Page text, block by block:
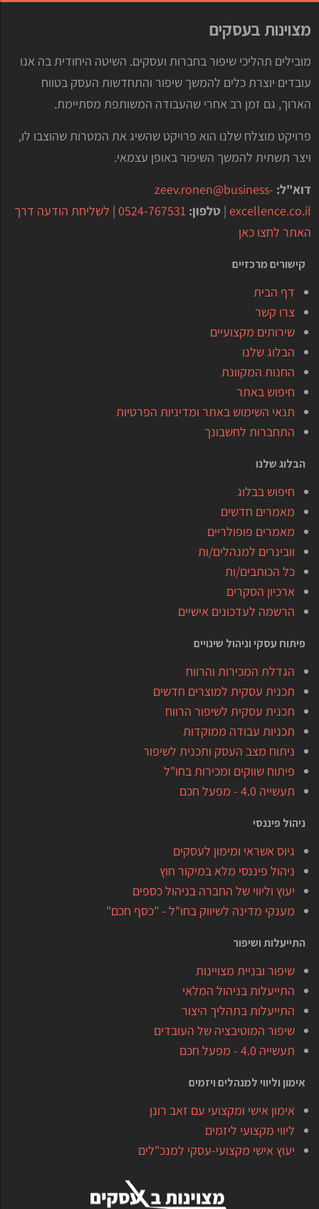
מצוינות בעסקים
מובילים תהליכי שיפור בחברות ועסקים. השיטה היחודית בה אנו
עובדים יוצרת כלים להמשך שיפור והתחדשות העסק בטווח
הארוך, גם זמן רב אחרי שהעבודה המשותפת מסתיימת.
פרויקט מוצלח שלנו הוא פרויקט שהשיג את המטרות שהוצבו לו,
ויצר תשתית להמשך השיפור באופן עצמאי.
דוא"ל: zeev.ronen@business-
excellence.co.il
| טלפון: 0524-767531
| לשליחת הודעה דרך
האתר לחצו כאן
קישורים מרכזיים
דף הבית
צרו קשר
שירותים מקצועיים
הבלוג שלנו
החנות המקוונת
חיפוש באתר
תנאי השימוש באתר ומדיניות הפרטיות
התחברות לחשבונך
הבלוג שלנו
חיפוש בבלוג
מאמרים חדשים
מאמרים פופולריים
וובינרים למנהלים/ות
כל הכותבים/ות
ארכיון הסקרים
הרשמה לעדכונים אישיים
פיתוח עסקי וניהול שינויים
הגדלת המכירות והרווח
תכנית עסקית למוצרים חדשים
תכנית עסקית לשיפור הרווח
תכניות עבודה ממוקדות
ניתוח מצב העסק ותכנית לשיפור
פיתוח שווקים ומכירות בחו"ל
תעשייה 4.0 - מפעל חכם
ניהול פיננסי
גיוס אשראי ומימון לעסקים
ניהול פיננסי מלא במיקור חוץ
יעוץ וליווי של החברה בניהול כספים
מענקי מדינה לשיווק בחו"ל - "כסף חכם"
התייעלות ושיפור
שיפור ובניית מצויינות
התייעלות בניהול המלאי
התייעלות בתהליך היצור
שיפור המוטיבציה של העובדים
תעשייה 4.0 - מפעל חכם
אימון וליווי למנהלים ויזמים
אימון אישי ומקצועי עם זאב רונן
ליווי מקצועי ליזמים
יעוץ אישי מקצועי-עסקי למנכ"לים